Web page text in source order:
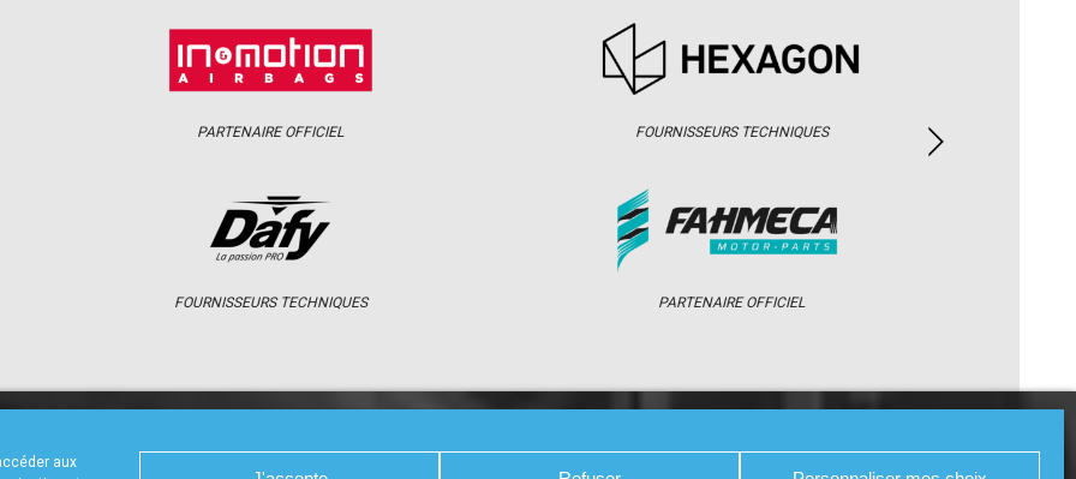
aux
PARTENAIRE OFFICIEL
FOURNISSEURS TECHNIQUES
FOURNISSEURS TECHNIQUES
PARTENAIRE OFFICIEL
CALENDRIER RÉSULTATS PHOTOS / WEB TV PARTENAIRES PRESSE